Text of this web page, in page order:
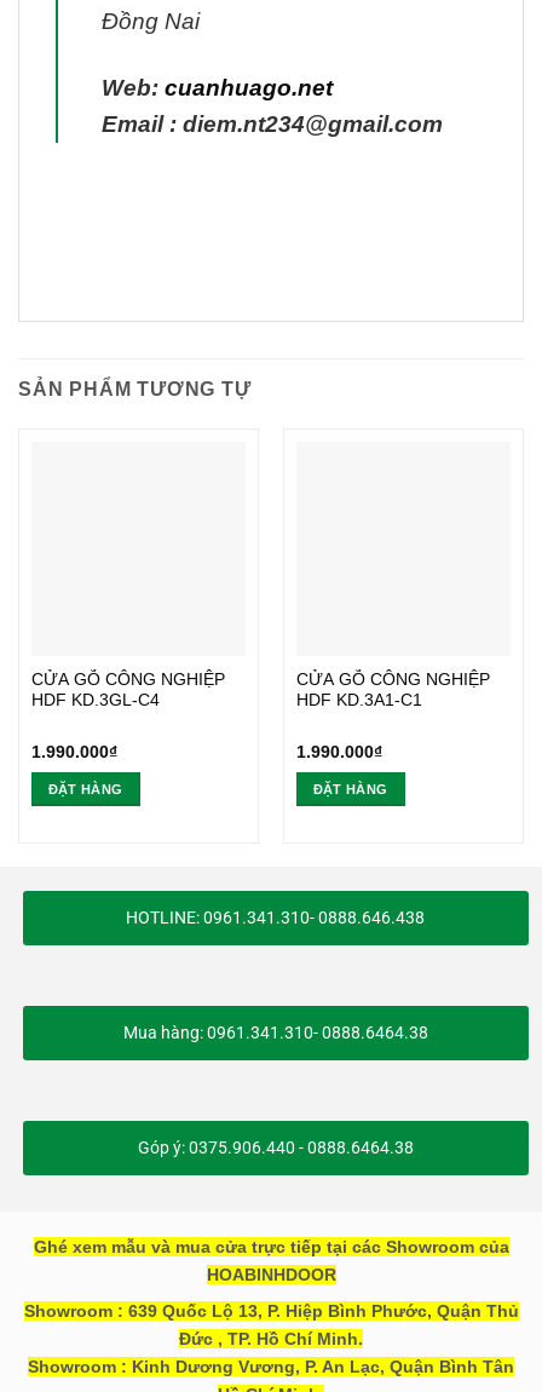
Đồng Nai
Web: cuanhuago.net
Email : diem.nt234@gmail.com
SẢN PHẨM TƯƠNG TỰ
CỬA GỖ CÔNG NGHIỆP
HDF KD.3GL-C4
1.990.000₫
ĐẶT HÀNG
CỬA GỖ CÔNG NGHIỆP
HDF KD.3A1-C1
1.990.000₫
ĐẶT HÀNG
HOTLINE: 0961.341.310- 0888.646.438
Mua hàng: 0961.341.310- 0888.6464.38
Góp ý: 0375.906.440 - 0888.6464.38
Ghé xem mẫu và mua cửa trực tiếp tại các Showroom của
HOABINHDOOR
Showroom : 639 Quốc Lộ 13, P. Hiệp Bình Phước, Quận Thủ
Đức , TP. Hồ Chí Minh.
Showroom : Kinh Dương Vương, P. An Lạc, Quận Bình Tân